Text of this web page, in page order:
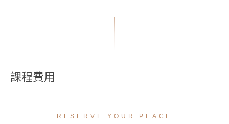
課程費用
RESERVE YOUR PEACE